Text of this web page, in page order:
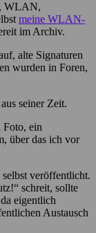
WLAN,
meine WLAN-
im Archiv.
alte Signaturen
wurden in Foren,
seiner Zeit.
Foto, ein
über das ich vor
veröffentlicht.
schreit, sollte
eigentlich
Austausch